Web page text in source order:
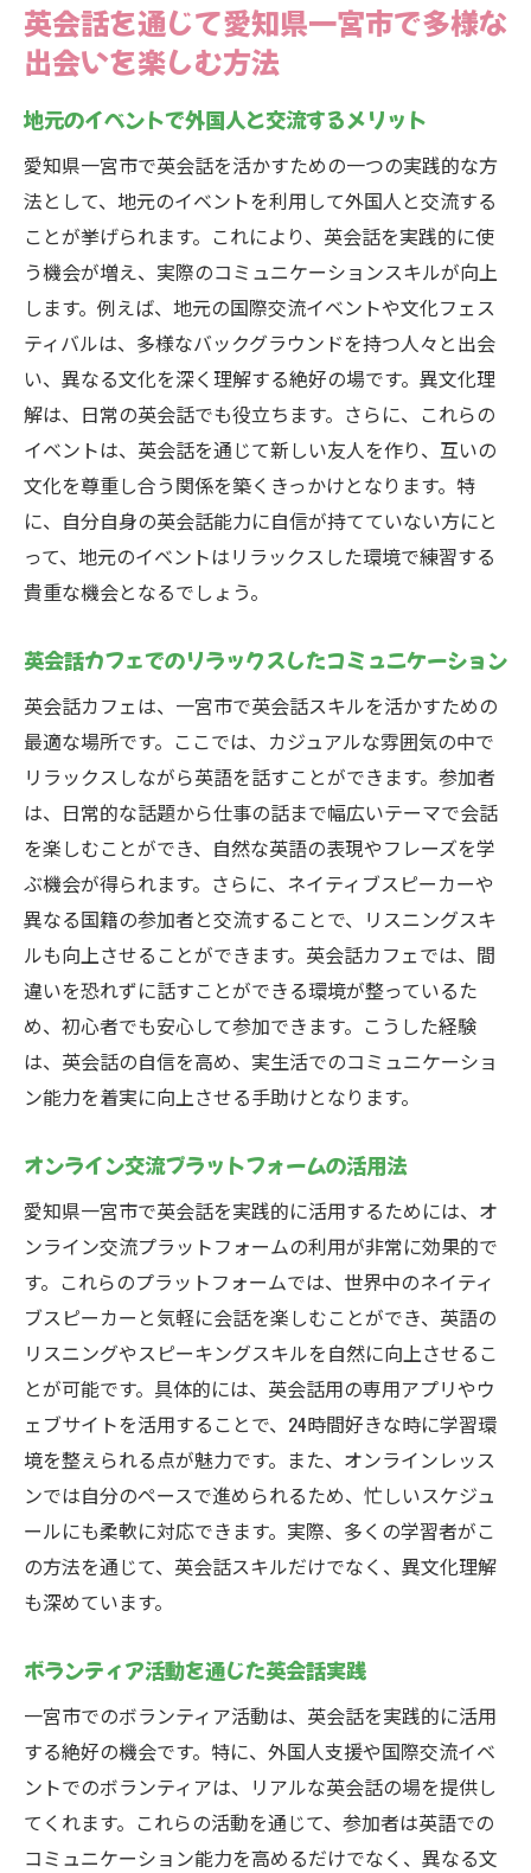
国際料理教室で文化と英語を学ぶ
英会話を通じた地域のコミュニティへの貢
一宮市で外国人とのコミュニケーションを深め
る英会話活用術
外国人講師とのマンツーマンレッスンの魅
力
英語クラブ活動での仲間との交流
英会話交流会での実践的な会話力向上
ローカル交流イベントでの英会話の活用
異文化理解を深める英会話ワークショップ
日常生活に英会話を取り入れる方法
英会話が開く一宮市での新しい交流の扉
新しい友人とつながるための英会話の力
多文化共生を促進するための英会話の役割
国際交流イベントでの積極的な活用法
職場でのグローバルなコミュニケーション
地域の国際コミュニティに参加する方法
異文化交流から得られる新しい視点
一宮市での異文化交流を英会話で実現するため
のステップ
初めての外国人とスムーズに会話を始める
コツ
異文化間の礼儀と英会話マナー
言語バリアを越えるための効果的なアプロ
ーチ
英会話を活かした異文化イベントの企画
異文化交流を通じた自己成長の楽しみ方
英語の力で地域の国際化に貢献する方法
国際ビジネスの現場で活きる英会話
英会話を通じたプロフェッショナルネット
ワークの構築
異業種の外国人とつながるチャンスを広げ
る方法
文化交流を通じた長期的な関係構築
地域の国際会議での英会話の活用
英会話を基盤とした国際プロジェクトの参
加
愛知県一宮市で英会話を活かすための実践的な
アプローチ
日常生活で英会話を磨く具体的方法
す
英会話を学びながら地域貢献する方法
英会話を通じた地元企業とのコラボレーシ
ョン
英会話を通じて愛知県一宮市で多様な
出会いを楽しむ方法
地元のイベントで外国人と交流するメリット
愛知県一宮市で英会話を活かすための一つの実践的な方
法として、地元のイベントを利用して外国人と交流する
ことが挙げられます。これにより、英会話を実践的に使
う機会が増え、実際のコミュニケーションスキルが向上
します。例えば、地元の国際交流イベントや文化フェス
ティバルは、多様なバックグラウンドを持つ人々と出会
い、異なる文化を深く理解する絶好の場です。異文化理
解は、日常の英会話でも役立ちます。さらに、これらの
イベントは、英会話を通じて新しい友人を作り、互いの
文化を尊重し合う関係を築くきっかけとなります。特
に、自分自身の英会話能力に自信が持てていない方にと
って、地元のイベントはリラックスした環境で練習する
貴重な機会となるでしょう。
英会話カフェでのリラックスしたコミュニケーション
英会話カフェは、一宮市で英会話スキルを活かすための
最適な場所です。ここでは、カジュアルな雰囲気の中で
リラックスしながら英語を話すことができます。参加者
は、日常的な話題から仕事の話まで幅広いテーマで会話
を楽しむことができ、自然な英語の表現やフレーズを学
ぶ機会が得られます。さらに、ネイティブスピーカーや
異なる国籍の参加者と交流することで、リスニングスキ
ルも向上させることができます。英会話カフェでは、間
違いを恐れずに話すことができる環境が整っているた
め、初心者でも安心して参加できます。こうした経験
は、英会話の自信を高め、実生活でのコミュニケーショ
ン能力を着実に向上させる手助けとなります。
オンライン交流プラットフォームの活用法
愛知県一宮市で英会話を実践的に活用するためには、オ
ンライン交流プラットフォームの利用が非常に効果的で
す。これらのプラットフォームでは、世界中のネイティ
ブスピーカーと気軽に会話を楽しむことができ、英語の
リスニングやスピーキングスキルを自然に向上させるこ
とが可能です。具体的には、英会話用の専用アプリやウ
ェブサイトを活用することで、24時間好きな時に学習環
境を整えられる点が魅力です。また、オンラインレッス
ンでは自分のペースで進められるため、忙しいスケジュ
ールにも柔軟に対応できます。実際、多くの学習者がこ
の方法を通じて、英会話スキルだけでなく、異文化理解
も深めています。
ボランティア活動を通じた英会話実践
一宮市でのボランティア活動は、英会話を実践的に活用
する絶好の機会です。特に、外国人支援や国際交流イベ
ントでのボランティアは、リアルな英会話の場を提供し
てくれます。これらの活動を通じて、参加者は英語での
コミュニケーション能力を高めるだけでなく、異なる文